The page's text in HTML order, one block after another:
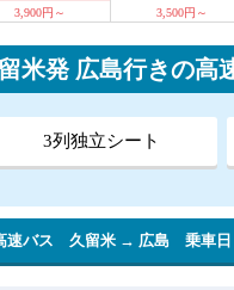
3,900円～ 3,500円～
米発 広島行きの高
3列独立シート
速バス 久留米 → 広島 乗車日